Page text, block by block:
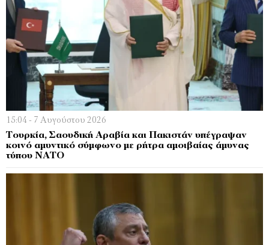
15:04 - 7 Αυγούστου 2026
Τουρκία, Σαουδική Αραβία και Πακιστάν υπέγραψαν
κοινό αμυντικό σύμφωνο με ρήτρα αμοιβαίας άμυνας
τύπου ΝΑΤΟ